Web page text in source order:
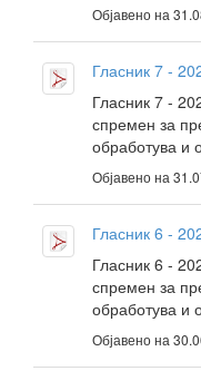
Објавено на
Гласник 7 -
Гласник 7 -
спремен за
обработува и
Објавено на
Гласник 6 -
Гласник 6 -
спремен за
обработува и
Објавено на